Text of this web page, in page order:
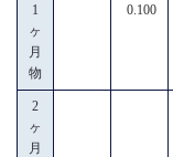
1
ヶ
月
物
0.100
2
ヶ
月